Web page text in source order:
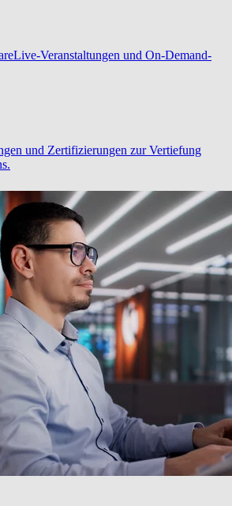
Live-Veranstaltungen und On-Demand-
und Zertifizierungen zur Vertiefung